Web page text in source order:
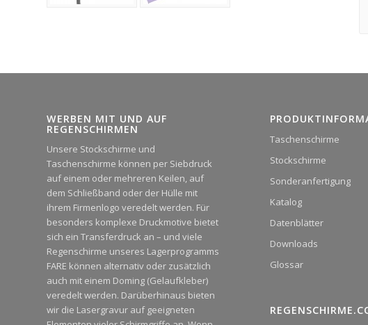
WERBEN MIT UND AUF
REGENSCHIRMEN
Unsere Stockschirme und
Taschenschirme können per Siebdruck
auf einem oder mehreren Keilen, auf
dem Schließband oder der Hülle mit
ihrem Firmenlogo veredelt werden. Für
besonders komplexe Druckmotive bietet
sich ein Transferdruck an – und viele
Regenschirme unseres Lagerprogramms
FARE können alternativ oder zusätzlich
auch mit einem Doming (Gelaufkleber)
veredelt werden. Darüberhinaus bieten
wir die Lasergravur auf geeigneten
Taschenschirme
Stockschirme
Sonderanfertigung
Katalog
Datenblätter
Downloads
Glossar